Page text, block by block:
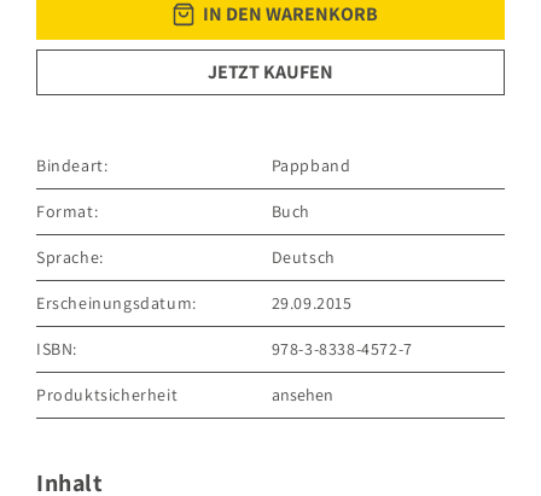
IN DEN WARENKORB
JETZT KAUFEN
Bindeart: Pappband
Format: Buch
Sprache: Deutsch
Erscheinungsdatum: 29.09.2015
ISBN: 978-3-8338-4572-7
Produktsicherheit
ansehen
81675 München
Deutschland
Inhalt